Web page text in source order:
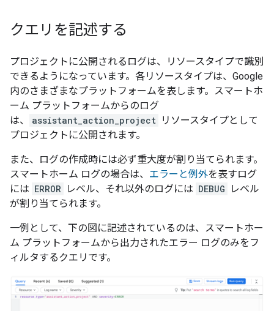
クエリを記述する
プロジェクトに公開されるログは、リソースタイプで識別
できるようになっています。各リソースタイプは、Google
内のさまざまなプラットフォームを表します。スマートホ
ーム プラットフォームからのログ
は、
assistant_action_project
リソースタイプとして
プロジェクトに公開されます。
また、ログの作成時には必ず重大度が割り当てられます。
スマートホーム ログの場合は、 エラーと例外を表すログ
には ERROR レベル、それ以外のログには DEBUG
レベル
が割り当てられます。
一例として、下の図に記述されているのは、スマートホー
ム プラットフォームから出力されたエラー ログのみをフ
ィルタするクエリです。